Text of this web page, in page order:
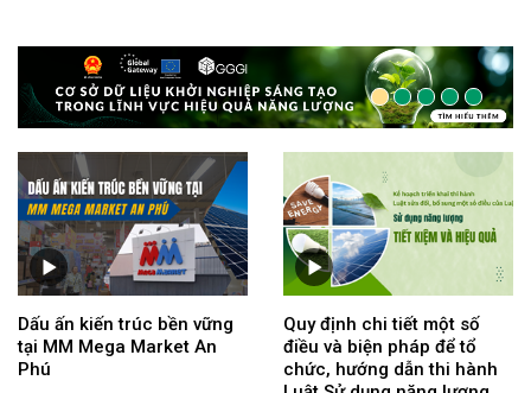
Dấu ấn kiến trúc bền vững
tại MM Mega Market An
Phú
Quy định chi tiết một số
điều và biện pháp để tổ
chức, hướng dẫn thi hành